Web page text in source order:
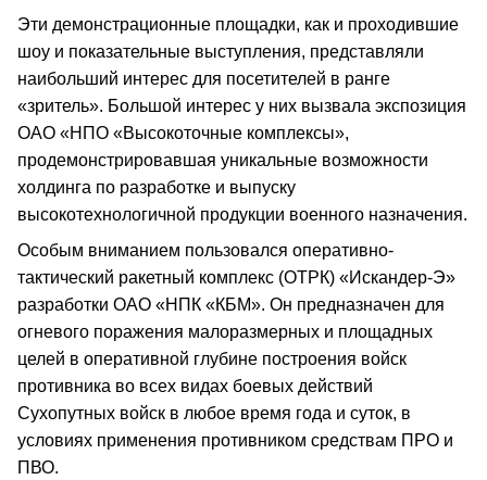
Эти демонстрационные площадки, как и проходившие
шоу и показательные выступления, представляли
наибольший интерес для посетителей в ранге
«зритель». Большой интерес у них вызвала экспозиция
ОАО «НПО «Высокоточные комплексы»,
продемонстрировавшая уникальные возможности
холдинга по разработке и выпуску
высокотехнологичной продукции военного назначения.
Особым вниманием пользовался оперативно-
тактический ракетный комплекс (ОТРК) «Искандер-Э»
разработки ОАО «НПК «КБМ». Он предназначен для
огневого поражения малоразмерных и площадных
целей в оперативной глубине построения войск
противника во всех видах боевых действий
Сухопутных войск в любое время года и суток, в
условиях применения противником средствам ПРО и
ПВО.